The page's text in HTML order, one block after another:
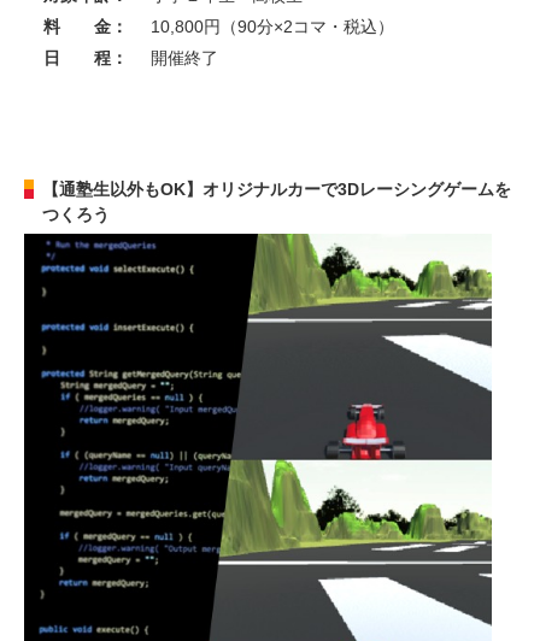
料 金：
10,800円（90分×2コマ・税込）
日 程：
開催終了
【通塾生以外もOK】オリジナルカーで3Dレーシングゲームを
つくろう